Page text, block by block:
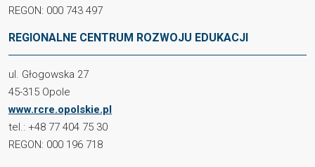
REGON: 000 743 497
REGIONALNE CENTRUM ROZWOJU EDUKACJI
ul. Głogowska 27
45-315 Opole
www.rcre.opolskie.pl
tel.: +48 77 404 75 30
REGON: 000 196 718